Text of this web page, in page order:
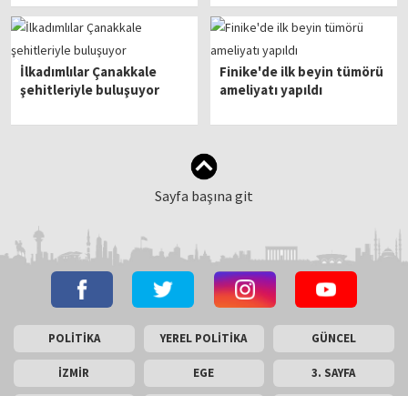
İlkadımlılar Çanakkale
şehitleriyle buluşuyor
Finike'de ilk beyin tümörü
ameliyatı yapıldı
Sayfa başına git
POLİTİKA YEREL POLİTİKA GÜNCEL
İZMİR EGE 3. SAYFA